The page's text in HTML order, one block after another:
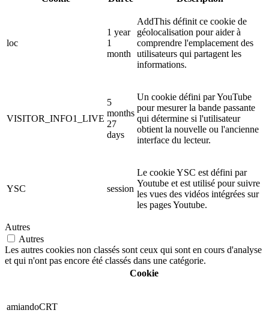
loc
1 year
1
month
AddThis définit ce cookie de
géolocalisation pour aider à
comprendre l'emplacement des
utilisateurs qui partagent les
informations.
VISITOR_INFO1_LIVE
5
months
27
days
Un cookie défini par YouTube
pour mesurer la bande passante
qui détermine si l'utilisateur
obtient la nouvelle ou l'ancienne
interface du lecteur.
YSC session
Le cookie YSC est défini par
Youtube et est utilisé pour suivre
les vues des vidéos intégrées sur
les pages Youtube.
Autres
Autres
Les autres cookies non classés sont ceux qui sont en cours d'analyse
et qui n'ont pas encore été classés dans une catégorie.
Cookie
amiandoCRT